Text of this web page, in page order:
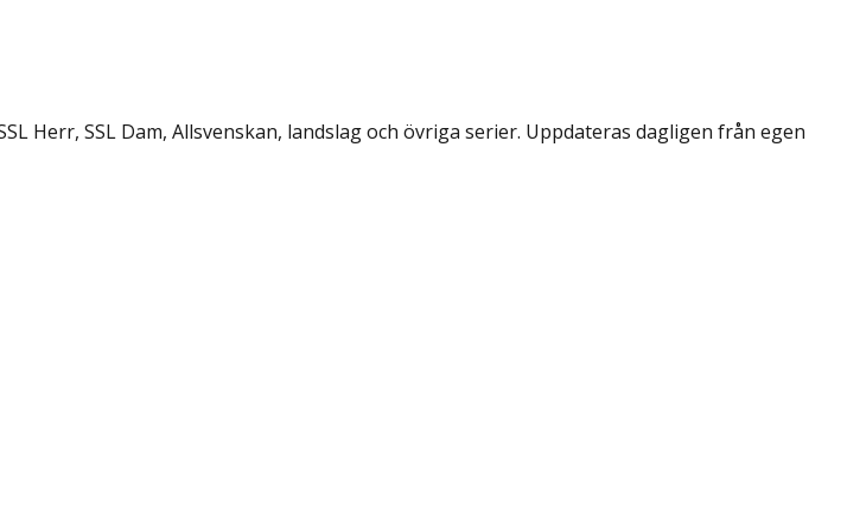
SSL Dam, Allsvenskan, landslag och övriga serier. Uppdateras dagligen från egen